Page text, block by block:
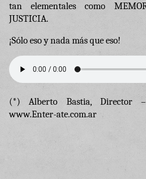
tan elementales como
JUSTICIA.
¡Sólo eso y nada más que eso!
(*) Alberto Bastia, Director
www.Enter-ate.com.ar